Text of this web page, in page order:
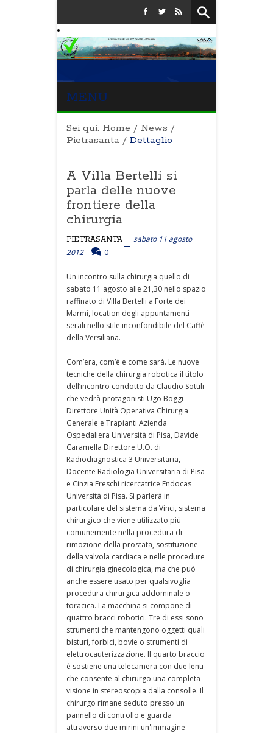
MENU
Sei qui: Home / News /
Pietrasanta / Dettaglio
A Villa Bertelli si
parla delle nuove
frontiere della
chirurgia
PIETRASANTA
sabato 11 agosto
2012
0
Un incontro sulla chirurgia quello di
sabato 11 agosto alle 21,30 nello spazio
raffinato di Villa Bertelli a Forte dei
Marmi, location degli appuntamenti
serali nello stile inconfondibile del Caffè
della Versiliana.
Com’era, com’è e come sarà. Le nuove
tecniche della chirurgia robotica il titolo
dell’incontro condotto da Claudio Sottili
che vedrà protagonisti Ugo Boggi
Direttore Unità Operativa Chirurgia
Generale e Trapianti Azienda
Ospedaliera Università di Pisa, Davide
Caramella Direttore U.O. di
Radiodiagnostica 3 Universitaria,
Docente Radiologia Universitaria di Pisa
e Cinzia Freschi ricercatrice Endocas
Università di Pisa. Si parlerà in
particolare del sistema da Vinci, sistema
chirurgico che viene utilizzato più
comunemente nella procedura di
rimozione della prostata, sostituzione
della valvola cardiaca e nelle procedure
di chirurgia ginecologica, ma che può
anche essere usato per qualsivoglia
procedura chirurgica addominale o
toracica. La macchina si compone di
quattro bracci robotici. Tre di essi sono
strumenti che mantengono oggetti quali
bisturi, forbici, bovie o strumenti di
elettrocauterizzazione. Il quarto braccio
è sostiene una telecamera con due lenti
che consente al chirurgo una completa
visione in stereoscopia dalla consolle. Il
chirurgo rimane seduto presso un
pannello di controllo e guarda
attraverso due mirini un'immagine